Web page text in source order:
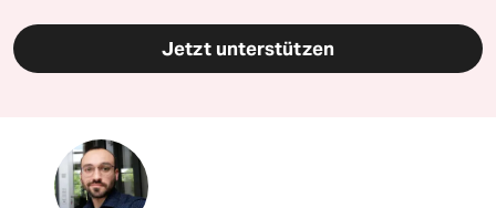
Jetzt unterstützen